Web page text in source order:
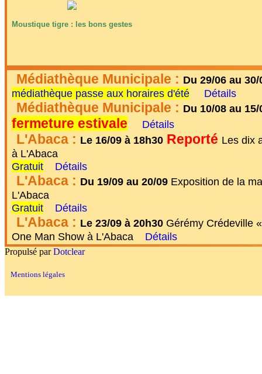
Moustique tigre : les bons gestes
Médiathèque Municipale : Du 29/06 au 30/
médiathèque passe aux horaires d'été
Détails
Médiathèque Municipale : Du 10/08 au 15/
fermeture estivale Détails
L'Abaca : Le 16/09 à 18h30 Reporté Les dix
à L'Abaca
Gratuit
Détails
L'Abaca : Du 19/09 au 20/09 Exposition de la
L'Abaca
Gratuit
Détails
L'Abaca : Le 23/09 à 20h30 Gérémy Crédeville
One Man Show à L'Abaca Détails
Propulsé parDotclear
Mentions légales